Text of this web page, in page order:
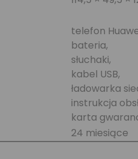
telefon
bateria,
słuchaki,
kabel USB,
ładowarka
instrukcja
karta
24 miesiące